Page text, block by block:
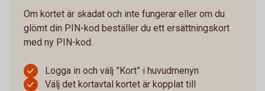
Om kortet är skadat och inte fungerar eller om du
glömt din PIN-kod beställer du ett ersättningskort
med ny PIN-kod.
Logga in och välj ”Kort” i huvudmenyn
Välj det kortavtal kortet är kopplat till